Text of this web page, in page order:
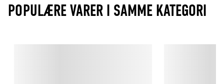
POPULÆRE VARER I SAMME KATEGORI